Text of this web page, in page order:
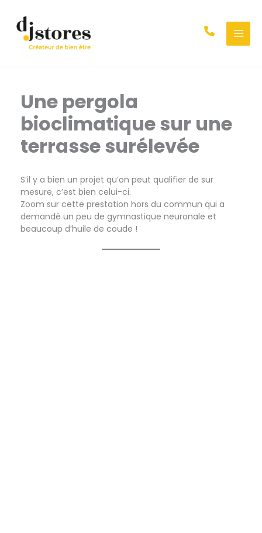
contenu
Une pergola
bioclimatique sur une
terrasse surélevée
S’il y a bien un projet qu’on peut qualifier de sur
mesure, c’est bien celui-ci.
Zoom sur cette prestation hors du commun qui a
demandé un peu de gymnastique neuronale et
beaucoup d’huile de coude !